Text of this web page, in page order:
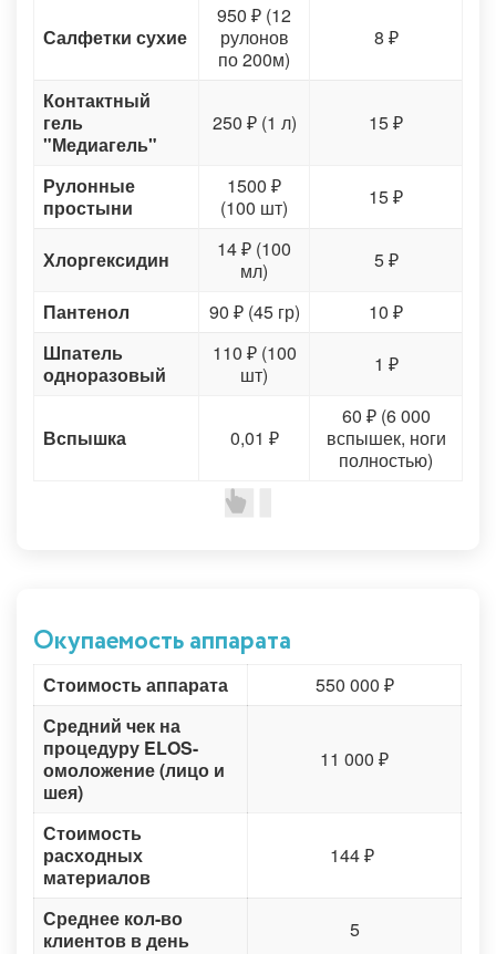
Салфетки сухие
950 ₽ (12
рулонов
по 200м)
8 ₽
Контактный
гель
"Медиагель"
250 ₽ (1 л) 15 ₽
Рулонные
простыни
1500 ₽
(100 шт)
15 ₽
Хлоргексидин
14 ₽ (100
мл)
5 ₽
Пантенол 90 ₽ (45 гр)
10 ₽
Шпатель
одноразовый
110 ₽ (100
шт)
1 ₽
Вспышка 0,01 ₽
60 ₽ (6 000
вспышек, ноги
полностью)
Окупаемость аппарата
Стоимость аппарата
550 000 ₽
Средний чек на
процедуру ELOS-
омоложение (лицо и
шея)
11 000 ₽
Стоимость
расходных
материалов
144 ₽
Среднее кол-во
клиентов в день
5